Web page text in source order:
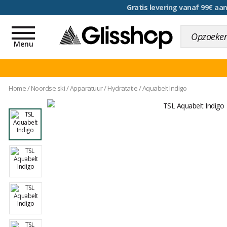
voor een 100 dagen
Toggle
navigation
Menu
Home/ Noordse ski/Apparatuur/Hydratatie/Aquabelt Indigo